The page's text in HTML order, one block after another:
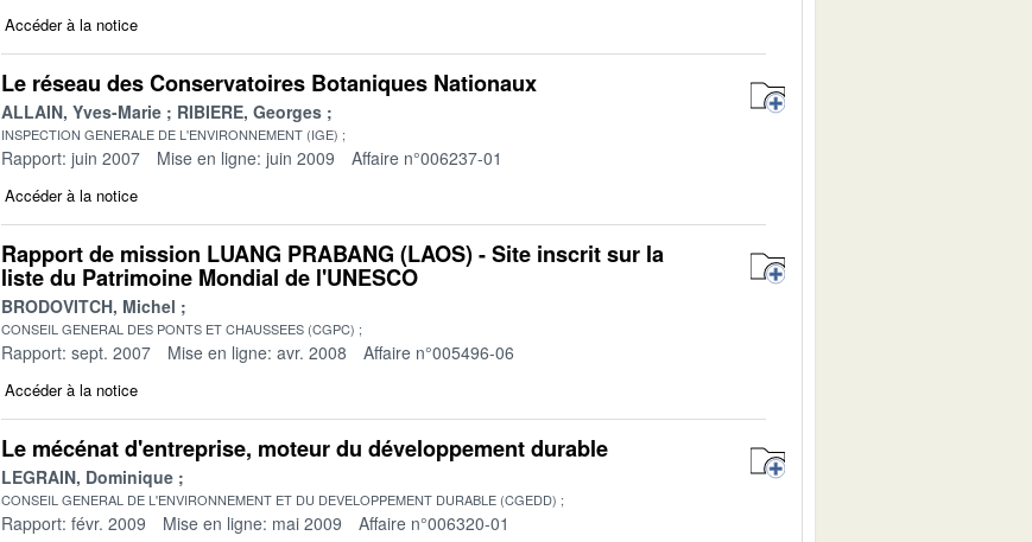
Accéder à la notice
Le réseau des Conservatoires Botaniques Nationaux
ALLAIN, Yves-Marie RIBIERE, Georges
INSPECTION GENERALE DE L'ENVIRONNEMENT (IGE)
Rapport: juin 2007 Mise en ligne: juin 2009 Affaire n°006237-01
Accéder à la notice
Rapport de mission LUANG PRABANG (LAOS) - Site inscrit sur la
liste du Patrimoine Mondial de l'UNESCO
BRODOVITCH, Michel
CONSEIL GENERAL DES PONTS ET CHAUSSEES (CGPC)
Rapport: sept. 2007 Mise en ligne: avr. 2008 Affaire n°005496-06
Accéder à la notice
Le mécénat d'entreprise, moteur du développement durable
LEGRAIN, Dominique
CONSEIL GENERAL DE L'ENVIRONNEMENT ET DU DEVELOPPEMENT DURABLE (CGEDD)
Rapport: févr. 2009 Mise en ligne: mai 2009 Affaire n°006320-01